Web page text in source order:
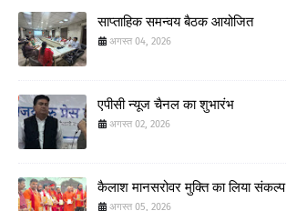
साप्ताहिक समन्वय बैठक आयोजित
अगस्त 04, 2026
एपीसी न्यूज चैनल का शुभारंभ
अगस्त 02, 2026
कैलाश मानसरोवर मुक्ति का लिया संकल्प
अगस्त 05, 2026